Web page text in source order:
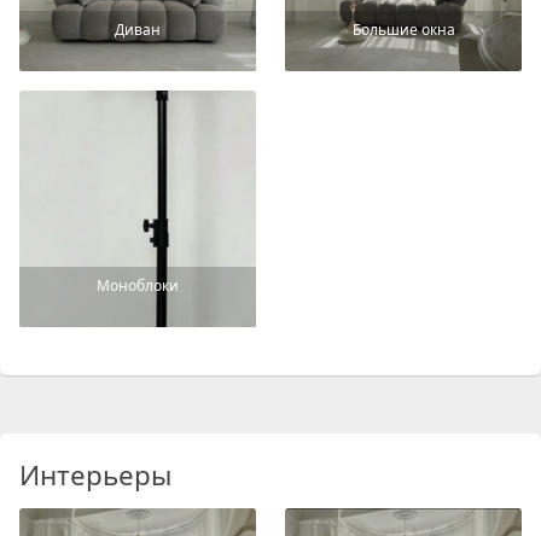
Диван Большие окна
Моноблоки
Интерьеры